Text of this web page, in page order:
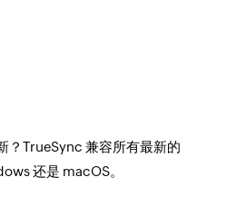
？TrueSync 兼容所有最新的
还是 macOS。